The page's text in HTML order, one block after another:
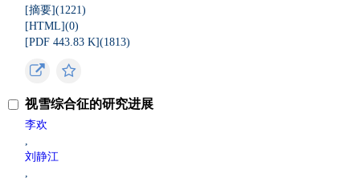
[摘要](1221)
[HTML](0)
[PDF 443.83 K](1813)
视雪综合征的研究进展
李欢
,
刘静江
,